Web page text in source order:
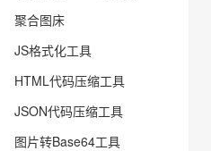
聚合图床
JS格式化工具
HTML代码压缩工具
JSON代码压缩工具
图片转Base64工具